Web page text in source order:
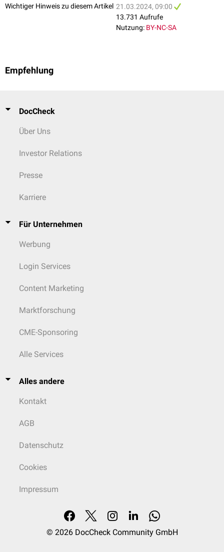
Wichtiger Hinweis zu diesem Artikel 21.03.2024, 09:00
13.731 Aufrufe
Nutzung: BY-NC-SA
Empfehlung
DocCheck
Über Uns
Investor Relations
Presse
Karriere
Für Unternehmen
Werbung
Login Services
Content Marketing
Marktforschung
CME-Sponsoring
Alle Services
Alles andere
Kontakt
AGB
Datenschutz
Cookies
Impressum
© 2026 DocCheck Community GmbH